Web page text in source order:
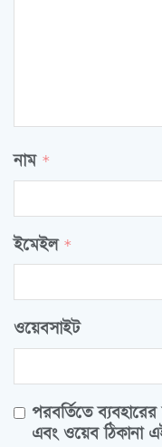
নাম *
ইমেইল *
ওয়েবসাইট
পরবর্তিতে
এবং ওয়েব ঠিকানা